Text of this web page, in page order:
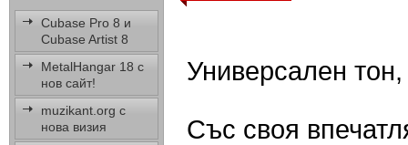
Cubase Pro 8 и
Cubase Artist 8
MetalHangar 18 с
нов сайт!
muzikant.org с
нова визия
Универсален
Със своя